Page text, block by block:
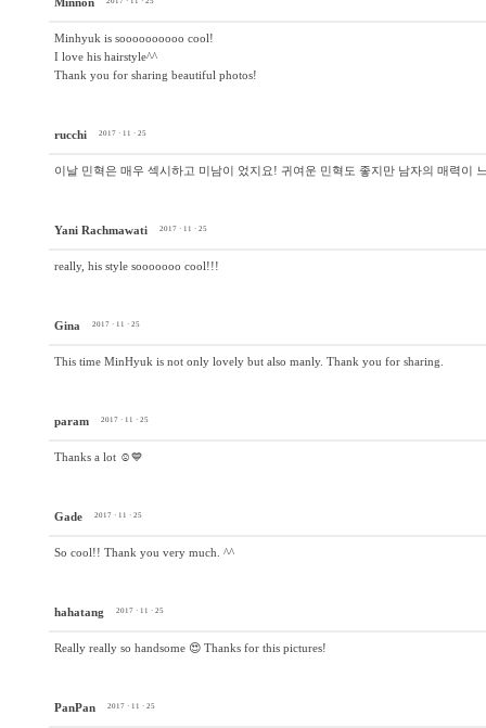
Minnon
Minhyuk is soooooooooo cool!
I love his hairstyle^^
Thank you for sharing beautiful photos!
rucchi 2017 · 11 · 25
이날 민혁은 매우 섹시하고 미남이 었지요! 귀여운 민혁도 좋지만 남자의 매력이
Yani Rachmawati 2017 · 11 · 25
really, his style sooooooo cool!!!
Gina 2017 · 11 · 25
This time MinHyuk is not only lovely but also manly. Thank you for sharing.
param 2017 · 11 · 25
Thanks a lot ☺💙
Gade 2017 · 11 · 25
So cool!! Thank you very much. ^^
hahatang 2017 · 11 · 25
Really really so handsome 😍 Thanks for this pictures!
PanPan 2017 · 11 · 25